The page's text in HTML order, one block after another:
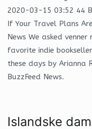
2020-03-15 03:52 44
If Your Travel Plans
News We asked
favorite indie
these days by Arianna
BuzzFeed News.
Islandske